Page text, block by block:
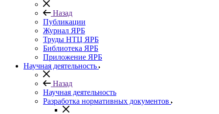
Назад
Публикации
Журнал ЯРБ
Труды НТЦ ЯРБ
Библиотека ЯРБ
Приложение ЯРБ
Научная деятельность
Назад
Научная деятельность
Разработка нормативных документов